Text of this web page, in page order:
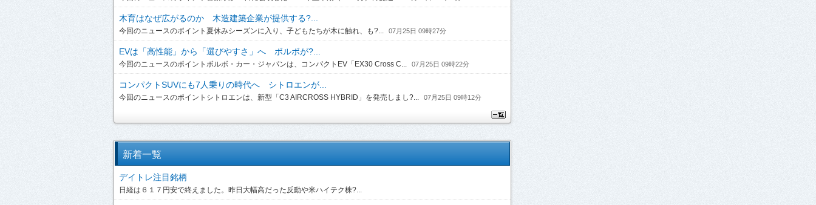
木育はなぜ広がるのか 木造建築企業が提供する?...
今回のニュースのポイント夏休みシーズンに入り、子どもたちが木に触れ、も?... 07月25日 09時27分
EVは「高性能」から「選びやすさ」へ ボルボが?...
今回のニュースのポイントボルボ・カー・ジャパンは、コンパクトEV「EX30 Cross C... 07月25日 09時22分
コンパクトSUVにも7人乗りの時代へ シトロエンが...
今回のニュースのポイントシトロエンは、新型「C3 AIRCROSS HYBRID」を発売しまし?... 07月25日 09時12分
新着一覧
デイトレ注目銘柄
日経は６１７円安で終えました。昨日大幅高だった反動や米ハイテク株?...